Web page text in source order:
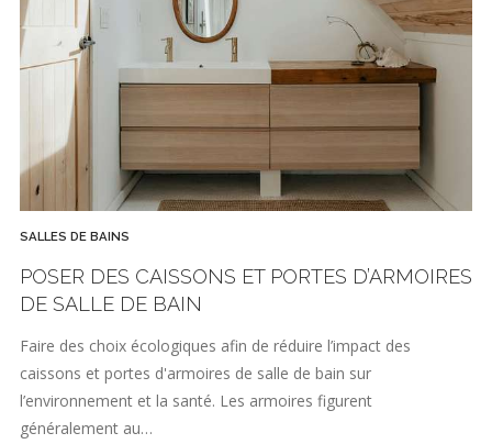
SALLES DE BAINS
POSER DES CAISSONS ET PORTES D’ARMOIRES
DE SALLE DE BAIN
Faire des choix écologiques afin de réduire l’impact des
caissons et portes d'armoires de salle de bain sur
l’environnement et la santé. Les armoires figurent
généralement au…